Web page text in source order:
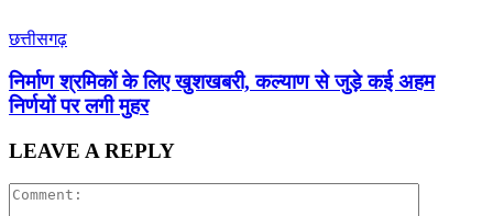
छत्तीसगढ़
निर्माण श्रमिकों के लिए खुशखबरी, कल्याण से जुड़े कई अहम
निर्णयों पर लगी मुहर
LEAVE A REPLY